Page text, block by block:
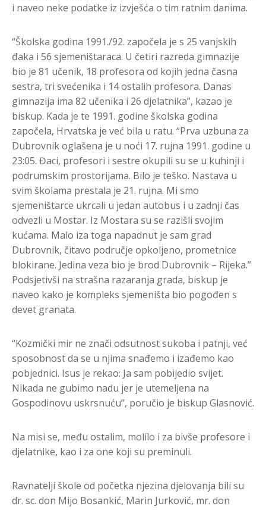
i naveo neke podatke iz izvješća o tim ratnim danima.
“Školska godina 1991./92. započela je s 25 vanjskih
đaka i 56 sjemeništaraca. U četiri razreda gimnazije
bio je 81 učenik, 18 profesora od kojih jedna časna
sestra, tri svećenika i 14 ostalih profesora. Danas
gimnazija ima 82 učenika i 26 djelatnika”, kazao je
biskup. Kada je te 1991. godine školska godina
započela, Hrvatska je već bila u ratu. “Prva uzbuna za
Dubrovnik oglašena je u noći 17. rujna 1991. godine u
23:05. Đaci, profesori i sestre okupili su se u kuhinji i
podrumskim prostorijama. Bilo je teško. Nastava u
svim školama prestala je 21. rujna. Mi smo
sjemeništarce ukrcali u jedan autobus i u zadnji čas
odvezli u Mostar. Iz Mostara su se razišli svojim
kućama. Malo iza toga napadnut je sam grad
Dubrovnik, čitavo područje opkoljeno, prometnice
blokirane. Jedina veza bio je brod Dubrovnik – Rijeka.”
Podsjetivši na strašna razaranja grada, biskup je
naveo kako je kompleks sjemeništa bio pogođen s
devet granata.
“Kozmički mir ne znači odsutnost sukoba i patnji, već
sposobnost da se u njima snađemo i izađemo kao
pobjednici. Isus je rekao: Ja sam pobijedio svijet.
Nikada ne gubimo nadu jer je utemeljena na
Gospodinovu uskrsnuću”, poručio je biskup Glasnović.
Na misi se, među ostalim, molilo i za bivše profesore i
djelatnike, kao i za one koji su preminuli.
Ravnatelji škole od početka njezina djelovanja bili su
dr. sc. don Mijo Bosankić, Marin Jurković, mr. don